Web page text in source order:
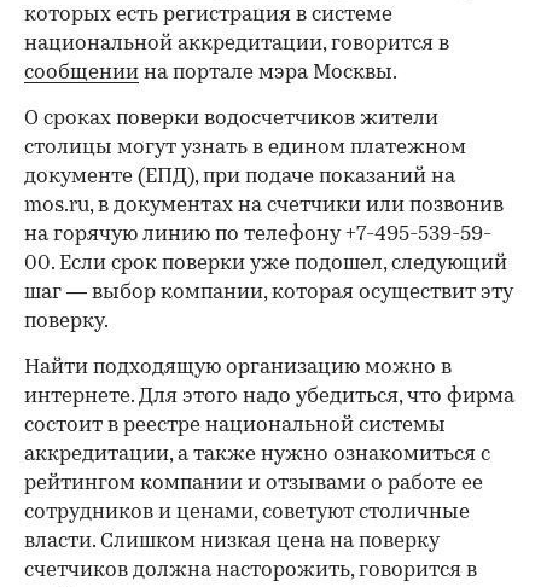
которых есть регистрация в системе
национальной аккредитации, говорится в
сообщении на портале мэра Москвы.
О сроках поверки водосчетчиков жители
столицы могут узнать в едином платежном
документе (ЕПД), при подаче показаний на
mos.ru, в документах на счетчики или позвонив
на горячую линию по телефону +7-495-539-59-
00. Если срок поверки уже подошел, следующий
шаг — выбор компании, которая осуществит эту
поверку.
Найти подходящую организацию можно в
интернете. Для этого надо убедиться, что фирма
состоит в реестре национальной системы
аккредитации, а также нужно ознакомиться с
рейтингом компании и отзывами о работе ее
сотрудников и ценами, советуют столичные
власти. Слишком низкая цена на поверку
счетчиков должна насторожить, говорится в